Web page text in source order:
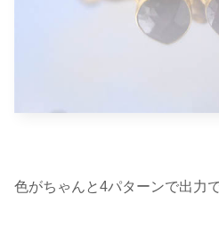
色がちゃんと4パターンで出力